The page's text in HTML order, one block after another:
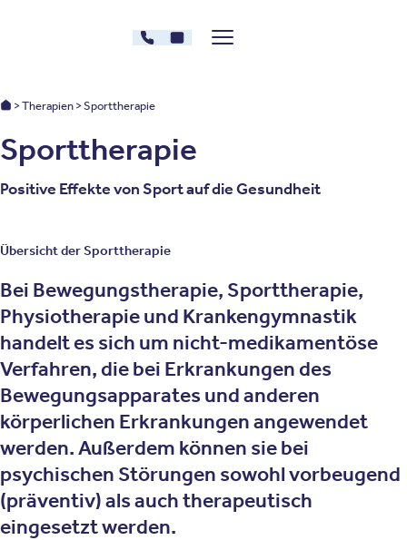
030 - 26478607
Kontakt
Menü zeigen/verstecken
Oberberg Kliniken: Startseite
Therapien Sporttherapie
Sporttherapie
Positive Effekte von Sport auf die Gesundheit
Übersicht der Sporttherapie
Bei Bewegungstherapie, Sporttherapie,
Physiotherapie und Krankengymnastik
handelt es sich um nicht-medikamentöse
Verfahren, die bei Erkrankungen des
Bewegungsapparates und anderen
körperlichen Erkrankungen angewendet
werden. Außerdem können sie bei
psychischen Störungen sowohl vorbeugend
(präventiv) als auch therapeutisch
eingesetzt werden.